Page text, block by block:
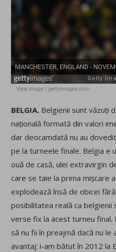
View image |gettyimages.com
BELGIA. Belgienii sunt văzuți
națională formată din valori
dar deocamdată nu au
pe la turneele finale. Belgia e
ouă de casă, ulei extravirgin
care se taie la prima mișcare
explodează însă de obicei
posibilitatea reală ca belgienii
verse fix la acest turneu final.
să nu fii în preajmă dacă nu le
avantaj: i-am bătut în 2012 la